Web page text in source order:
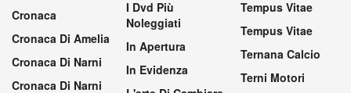
Cronaca
Cronaca Di Amelia
Cronaca Di Narni
Cronaca Di Narni
I Dvd Più
Noleggiati
In Apertura
In Evidenza
Tempus Vitae
Tempus Vitae
Ternana Calcio
Terni Motori